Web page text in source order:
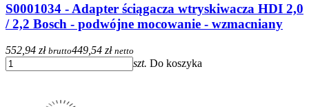
S0001034 - Adapter ściągacza wtryskiwacza HDI 2,0
/ 2,2 Bosch - podwójne mocowanie - wzmacniany
552,94 zł brutto449,54 zł netto
szt. Do koszyka